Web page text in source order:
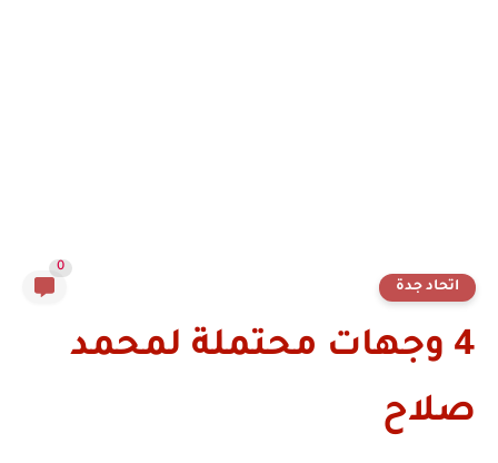
اتحاد جدة
0
4 وجهات محتملة لمحمد
صلاح